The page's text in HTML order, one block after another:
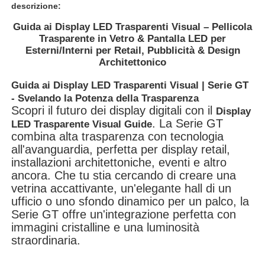
Casa.
Prodotti
Video
Spettacolo VR
Chi Siamo
descrizione:
Guida ai Display LED Trasparenti Visual – Pellicola
Trasparente in Vetro & Pantalla LED per
Esterni/Interni per Retail, Pubblicità & Design
Architettonico
Guida ai Display LED Trasparenti Visual | Serie GT
- Svelando la Potenza della Trasparenza
Scopri il futuro dei display digitali con il
Display
LED Trasparente Visual Guide. La Serie GT
combina alta trasparenza con tecnologia
all'avanguardia, perfetta per display retail,
installazioni architettoniche, eventi e altro
ancora. Che tu stia cercando di creare una
vetrina accattivante, un'elegante hall di un
ufficio o uno sfondo dinamico per un palco, la
Serie GT offre un'integrazione perfetta con
immagini cristalline e una luminosità
straordinaria.